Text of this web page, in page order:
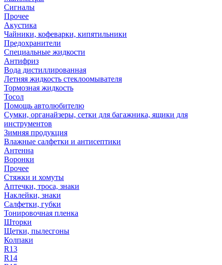
Сигналы
Прочее
Акустика
Чайники, кофеварки, кипятильники
Предохранители
Специальные жидкости
Антифриз
Вода дистиллированная
Летняя жидкость стеклоомывателя
Тормозная жидкость
Тосол
Помощь автолюбителю
Сумки, органайзеры, сетки для багажника, ящики для
инструментов
Зимняя продукция
Влажные салфетки и антисептики
Антенна
Воронки
Прочее
Стяжки и хомуты
Аптечки, троса, знаки
Наклейки, знаки
Салфетки, губки
Тонировочная пленка
Шторки
Щетки, пылесгоны
Колпаки
R13
R14